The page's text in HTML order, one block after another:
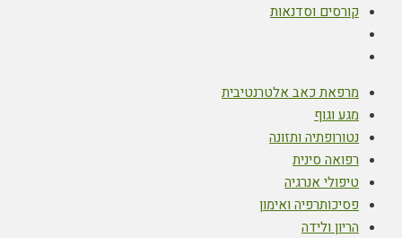
קורסים וסדנאות
מרפאת כאב אלטרנטיבית
מגע וגוף
נטורופתיה ותזונה
רפואה סינית
טיפולי אנרגיה
פסיכותרפיה ואימון
הריון ולידה